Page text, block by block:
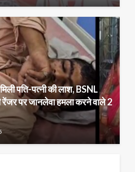
पति-पत्नी की लाश, BSNL
रेंजर पर जानलेवा हमला करने वाले 2